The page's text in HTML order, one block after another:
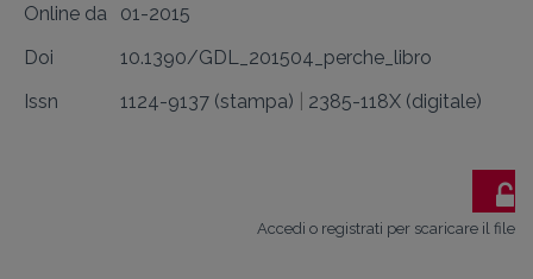
Online da
01-2015
Doi
10.1390/GDL_201504_perche_libro
Issn
1124-9137 (stampa) 2385-118X (digitale)
Accedi o registrati per scaricare il file